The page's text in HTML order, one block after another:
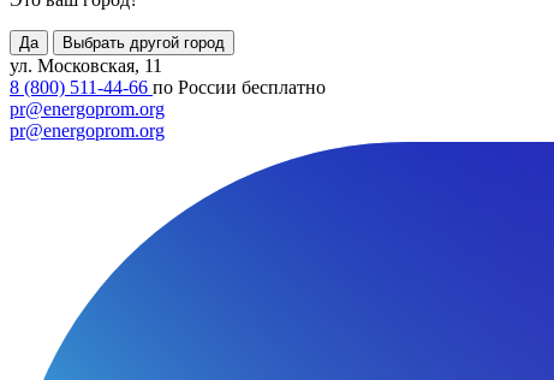
Да Выбрать другой город
ул. Московская, 11
8 (800) 511-44-66 по России бесплатно
pr@energoprom.org
pr@energoprom.org